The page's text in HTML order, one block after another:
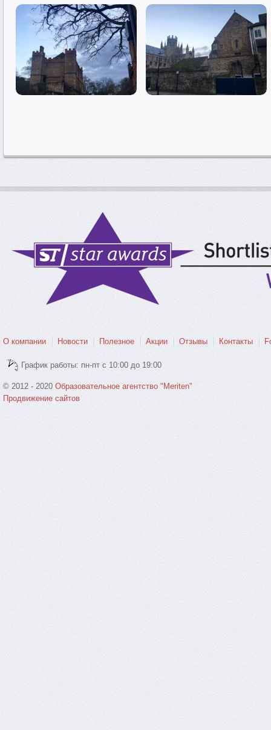
О компании Новости Полезное Акции Отзывы Контакты
График работы: пн-пт с 10:00 до 19:00
© 2012 - 2020 Образовательное агентство "Meriten"
Продвижение сайтов